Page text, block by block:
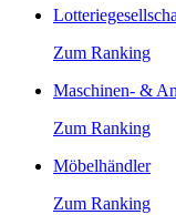
Zum Ranking
Maschinen- &
Zum Ranking
Möbelhändler
Zum Ranking